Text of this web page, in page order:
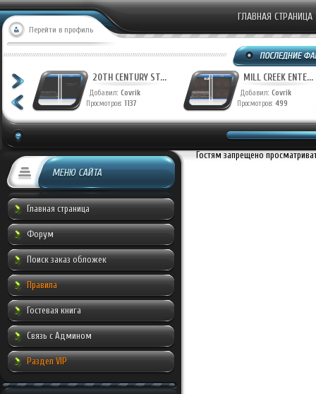
Перейти в профиль
ГЛАВНАЯ СТРАНИЦА
20TH CENTURY ST...
Добавил: Covrik
Просмотров: 1137
MILL CREEK ENTE...
Добавил: Covrik
Просмотров: 499
МЕНЮ САЙТА
Главная страница
Форум
Поиск заказ обложек
Правила
Гостевая книга
Связь с Админом
Раздел VIP
Гостям запрещено